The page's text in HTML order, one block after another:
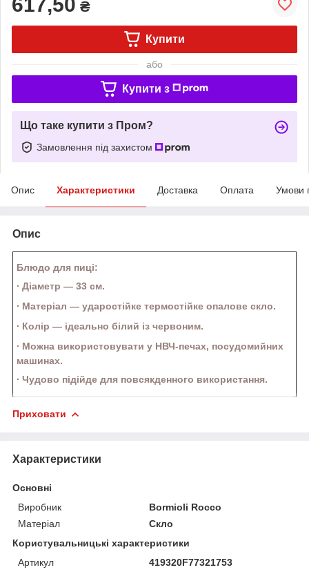
₴
Купити
або
Купити з
Що таке купити з Пром?
Замовлення під захистом
Опис Характеристики Доставка Оплата Умови
Опис
Блюдо для пиці:
· Діаметр — 33 см.
· Матеріал — ударостійке термостійке опалове скло.
· Колір — ідеально білий із червоним.
· Можна використовувати у НВЧ-печах, посудомийних
машинах.
· Чудово підійде для повсякденного використання.
Приховати
Характеристики
Основні
Виробник
Bormioli Rocco
Матеріал
Скло
Користувальницькі характеристики
Артикул
419320F77321753